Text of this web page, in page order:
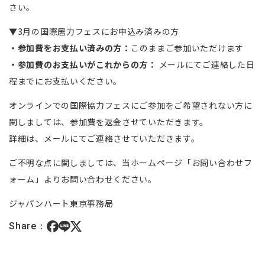
さい。
▼3月の国際居力フェスにお申込み済みの方
・参加費をお支払い済みの方： このままご参加いただけます
・参加費のお支払いがこれからの方：
メールにてご連絡した日
程までにお支払いください。
オンラインでの国際協力フェスにご参加をご希望されない方に
関しましては、参加費を返金させていただきます。
詳細は、メールにてご連絡させていただきます。
ご不明な点に関しましては、当ホームページ「お問い合わせフ
ォーム」よりお問い合わせください。
ジャパンハート東京事務局
Share：